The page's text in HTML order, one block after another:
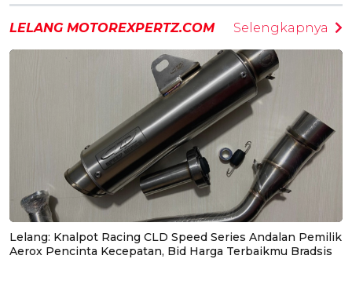
LELANG MOTOREXPERTZ.COM Selengkapnya
Lelang: Knalpot Racing CLD Speed Series Andalan Pemilik
Aerox Pencinta Kecepatan, Bid Harga Terbaikmu Bradsis